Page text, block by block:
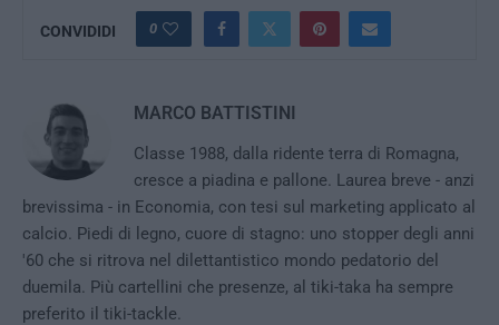
CONVIDIDI 0
MARCO BATTISTINI
Classe 1988, dalla ridente terra di Romagna,
cresce a piadina e pallone. Laurea breve - anzi
brevissima - in Economia, con tesi sul marketing applicato al
calcio. Piedi di legno, cuore di stagno: uno stopper degli anni
'60 che si ritrova nel dilettantistico mondo pedatorio del
duemila. Più cartellini che presenze, al tiki-taka ha sempre
preferito il tiki-tackle.